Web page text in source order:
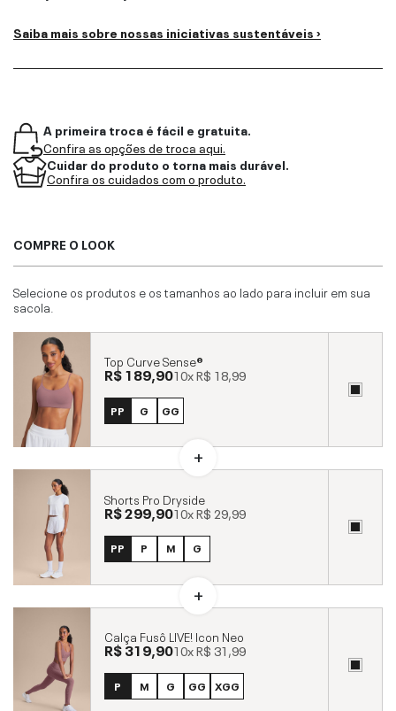
Saiba mais sobre nossas iniciativas sustentáveis ›
A primeira troca é fácil e gratuita.
Confira as opções de troca aqui.
Cuidar do produto o torna mais durável.
Confira os cuidados com o produto.
COMPRE O LOOK
Selecione os produtos e os tamanhos ao lado para incluir em sua
sacola.
Top Curve Sense®
R$ 189,9010xR$ 18,99
PP G GG
Shorts Pro Dryside
R$ 299,9010xR$ 29,99
PP P M G
Calça Fusô LIVE! Icon Neo
R$ 319,9010xR$ 31,99
P M G GG XGG